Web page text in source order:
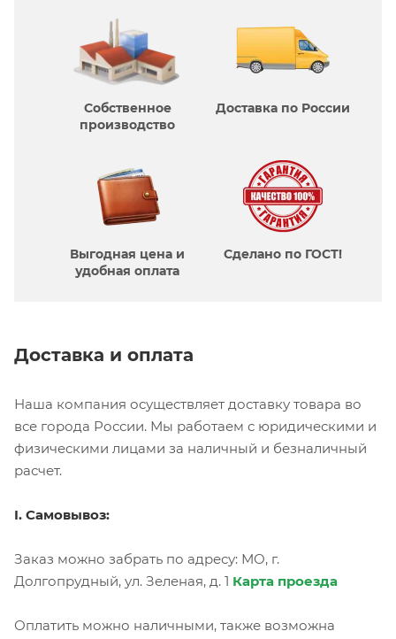
Собственное
производcтво
Доставка по России
Выгодная цена и
удобная оплата
Сделано по ГОСТ!
Доставка и оплата
Наша компания осуществляет доставку товара во
все города России. Мы работаем с юридическими и
физическими лицами за наличный и безналичный
расчет.
I. Самовывоз:
Заказ можно забрать по адресу: МО, г.
Долгопрудный, ул. Зеленая, д. 1 Карта проезда
Оплатить можно наличными, также возможна